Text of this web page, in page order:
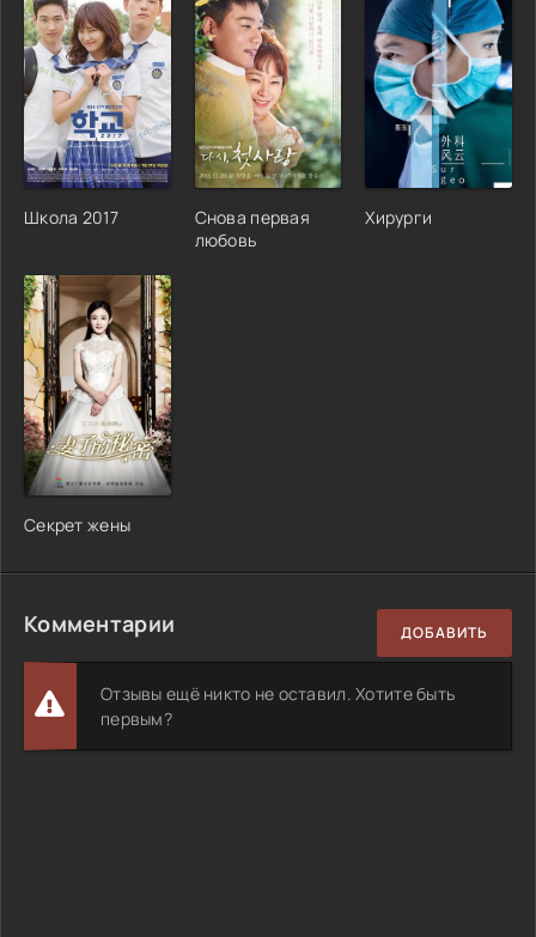
Школа 2017
Снова первая
любовь
Хирурги
Секрет жены
Комментарии ДОБАВИТЬ
Отзывы ещё никто не оставил. Хотите быть
первым?